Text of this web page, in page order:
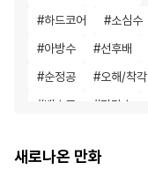
#하드코어 #소심수
#아방수 #선후배
#순정공 #오해/착각
#벤츠공 #민감수
#서양풍 #침착수
새로나온 만화